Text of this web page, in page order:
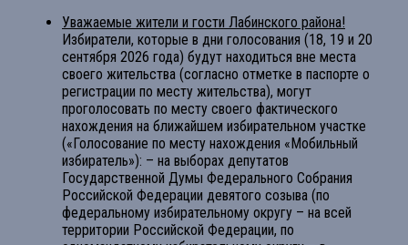
Уважаемые жители и гости Лабинского района!
Избиратели, которые в дни голосования (18, 19 и 20
сентября 2026 года) будут находиться вне места
своего жительства (согласно отметке в паспорте о
регистрации по месту жительства), могут
проголосовать по месту своего фактического
нахождения на ближайшем избирательном участке
(«Голосование по месту нахождения «Мобильный
избиратель»): – на выборах депутатов
Государственной Думы Федерального Собрания
Российской Федерации девятого созыва (по
федеральному избирательному округу – на всей
территории Российской Федерации, по